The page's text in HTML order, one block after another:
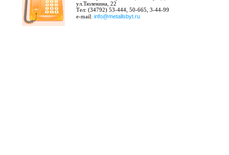
ул.Тюленина, 22
Тел: (34792) 53-444, 50-665, 3-44-99
e-mail: info@metallsbyt.ru